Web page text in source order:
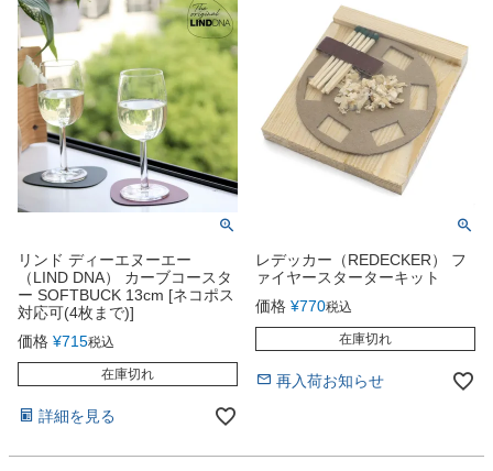
リンド ディーエヌーエー
（LIND DNA） カーブコースタ
ー SOFTBUCK 13cm [ネコポス
対応可(4枚まで)]
価格 ¥715税込
在庫切れ
詳細を見る
レデッカー（REDECKER） フ
ァイヤースターターキット
価格 ¥770税込
在庫切れ
再入荷お知らせ